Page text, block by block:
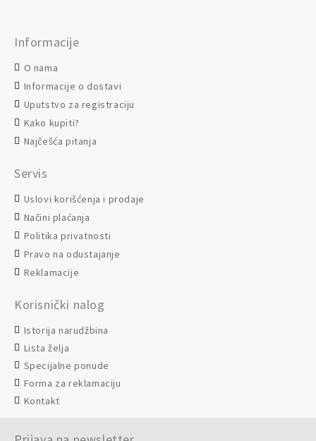
Informacije
O nama
Informacije o dostavi
Uputstvo za registraciju
Kako kupiti?
Najčešća pitanja
Servis
Uslovi korišćenja i prodaje
Načini plaćanja
Politika privatnosti
Pravo na odustajanje
Reklamacije
Korisnički nalog
Istorija narudžbina
Lista želja
Specijalne ponude
Forma za reklamaciju
Kontakt